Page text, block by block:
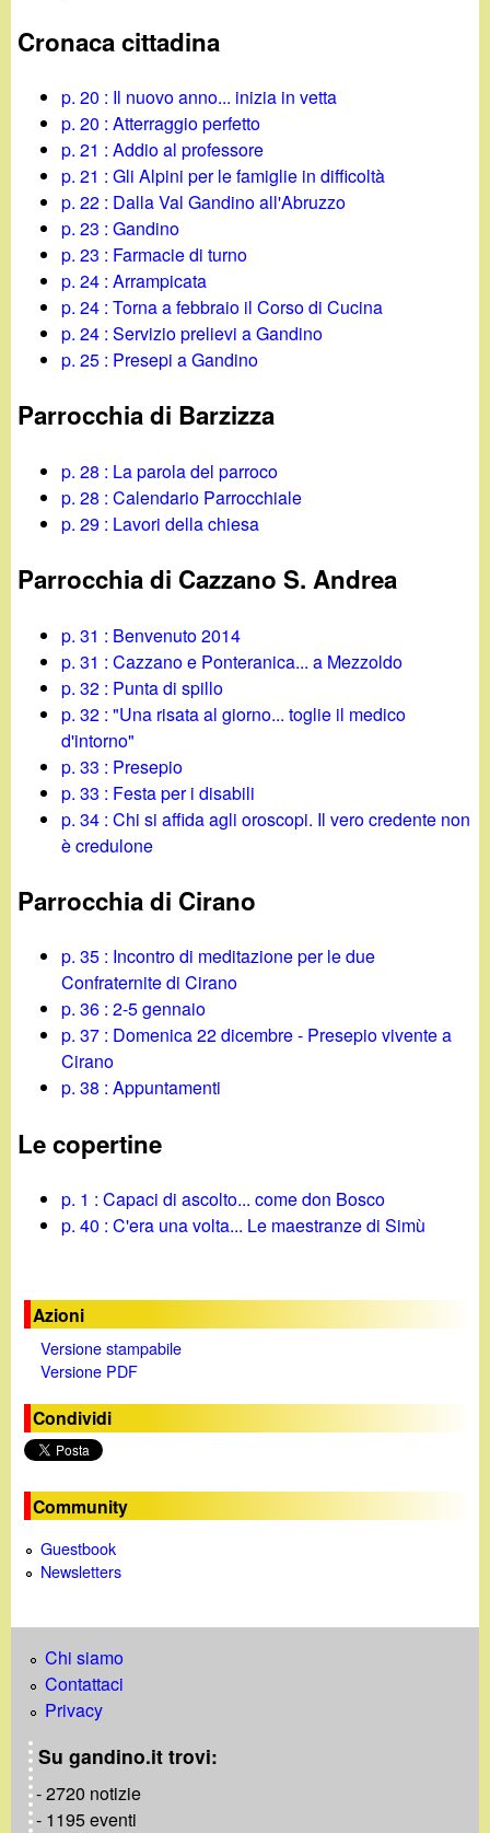
Cronaca cittadina
p. 20 : Il nuovo anno... inizia in vetta
p. 20 : Atterraggio perfetto
p. 21 : Addio al professore
p. 21 : Gli Alpini per le famiglie in difficoltà
p. 22 : Dalla Val Gandino all'Abruzzo
p. 23 : Gandino
p. 23 : Farmacie di turno
p. 24 : Arrampicata
p. 24 : Torna a febbraio il Corso di Cucina
p. 24 : Servizio prelievi a Gandino
p. 25 : Presepi a Gandino
Parrocchia di Barzizza
p. 28 : La parola del parroco
p. 28 : Calendario Parrocchiale
p. 29 : Lavori della chiesa
Parrocchia di Cazzano S. Andrea
p. 31 : Benvenuto 2014
p. 31 : Cazzano e Ponteranica... a Mezzoldo
p. 32 : Punta di spillo
p. 32 : "Una risata al giorno... toglie il medico
d'intorno"
p. 33 : Presepio
p. 33 : Festa per i disabili
p. 34 : Chi si affida agli oroscopi. Il vero credente non
è credulone
Parrocchia di Cirano
p. 35 : Incontro di meditazione per le due
Confraternite di Cirano
p. 36 : 2-5 gennaio
p. 37 : Domenica 22 dicembre - Presepio vivente a
Cirano
p. 38 : Appuntamenti
Le copertine
p. 1 : Capaci di ascolto... come don Bosco
p. 40 : C'era una volta... Le maestranze di Simù
Azioni
Versione stampabile
Versione PDF
Condividi
Community
Guestbook
Newsletters
Chi siamo
Contattaci
Privacy
Su gandino.it trovi:
- 2720 notizie
- 1195 eventi